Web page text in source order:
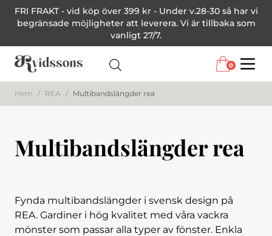
FRI FRAKT - vid köp över 399 kr - Under v.28-30 så har vi
begränsade möjligheter att leverera. Vi är tillbaka som
vanligt 27/7.
0
Hem / REA / Multibandslängder rea
Multibandslängder rea
Fynda multibandslängder i svensk design på
REA. Gardiner i hög kvalitet med våra vackra
mönster som passar alla typer av fönster. Enkla